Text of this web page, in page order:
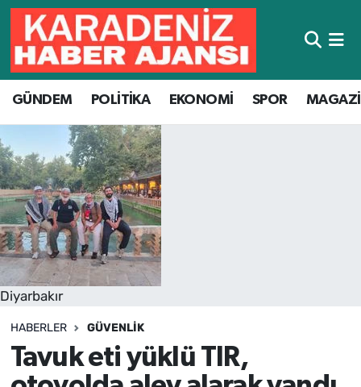
GÜNDEM POLİTİKA EKONOMİ SPOR
Diyarbakır
HABERLER GÜVENLIK
Tavuk eti yüklü TIR,
Hava Durumu
Trafik Durumu
Süper Lig Puan Durumu ve Fikstür
Tüm Manşetler
Son Dakika Haberleri
Haber Arşivi